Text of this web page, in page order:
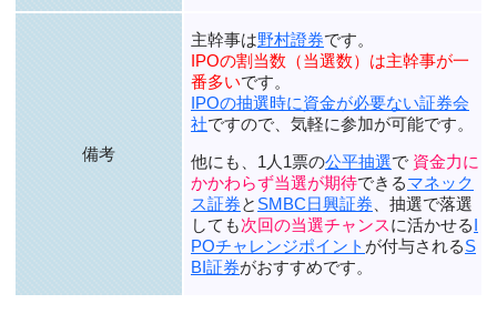
備考
主幹事は野村證券です。
IPOの割当数（当選数）は主幹事が一
番多いです。
IPOの抽選時に資金が必要ない証券会
社ですので、気軽に参加が可能です。
他にも、1人1票の公平抽選で 資金力に
かかわらず当選が期待できるマネック
ス証券と SMBC日興証券 、抽選で落選
しても次回の当選チャンスに活かせるI
POチャレンジポイント が付与されるS
BI証券がおすすめです。